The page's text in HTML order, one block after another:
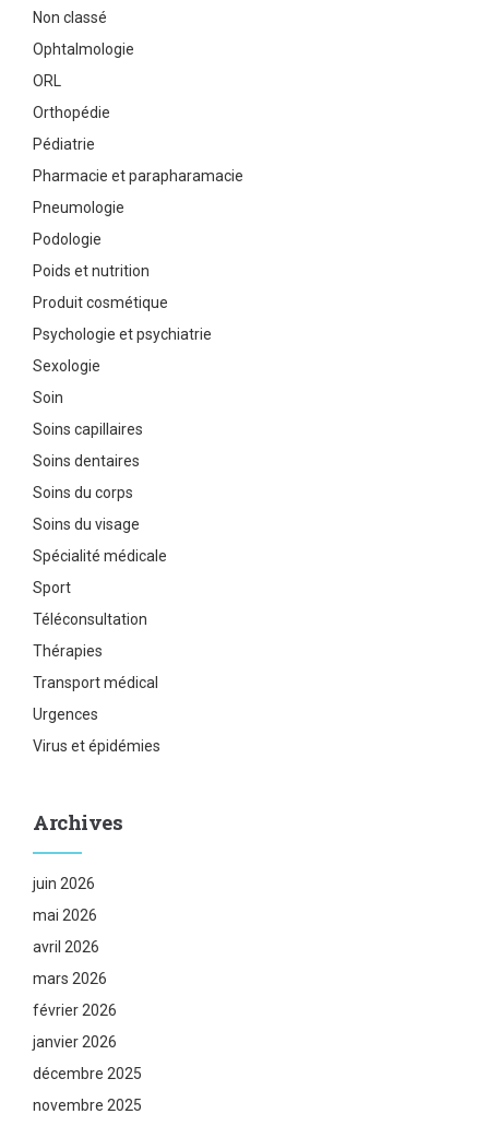
Non classé
Ophtalmologie
ORL
Orthopédie
Pédiatrie
Pharmacie et parapharamacie
Pneumologie
Podologie
Poids et nutrition
Produit cosmétique
Psychologie et psychiatrie
Sexologie
Soin
Soins capillaires
Soins dentaires
Soins du corps
Soins du visage
Spécialité médicale
Sport
Téléconsultation
Thérapies
Transport médical
Urgences
Virus et épidémies
Archives
juin 2026
mai 2026
avril 2026
mars 2026
février 2026
janvier 2026
décembre 2025
novembre 2025